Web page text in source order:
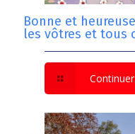
Bonne et
les vôtres et tous